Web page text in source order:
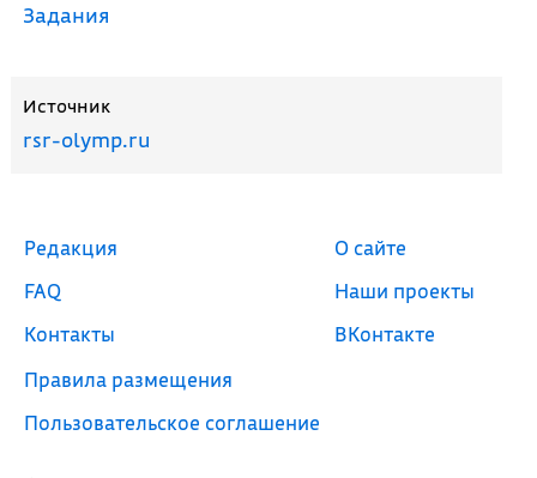
Задания
Источник
rsr-olymp.ru
Редакция
FAQ
Контакты
Правила размещения
Пользовательское соглашение
О сайте
Наши проекты
ВКонтакте